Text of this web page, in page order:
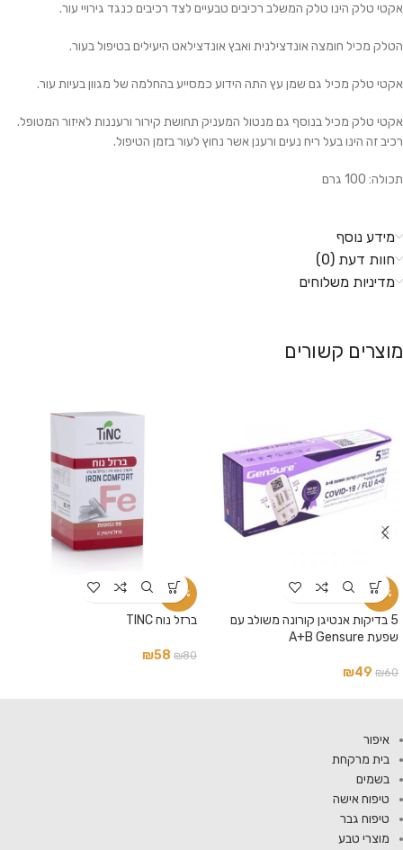
אקטי טלק הינו טלק המשלב רכיבים טבעיים לצד רכיבים כנגד גירויי עור.
הטלק מכיל חומצה אונדצילנית ואבץ אונדצילאט היעילים בטיפול בעור.
אקטי טלק מכיל גם שמן עץ התה הידוע כמסייע בהחלמה של מגוון בעיות עור.
אקטי טלק מכיל בנוסף גם מנטול המעניק תחושת קירור ורעננות לאיזור המטופל.
רכיב זה הינו בעל ריח נעים ורענן אשר נחוץ לעור בזמן הטיפול.
תכולה: 100 גרם
מידע נוסף
חוות דעת (0)
מדיניות משלוחים
מוצרים קשורים
-18%
5 בדיקות אנטיגן קורונה משולב עם
שפעת A+B Gensure
₪60
₪49
-28%
ברזל נוח TINC
₪80
₪58
איפור
בית מרקחת
בשמים
טיפוח אישה
טיפוח גבר
מוצרי טבע